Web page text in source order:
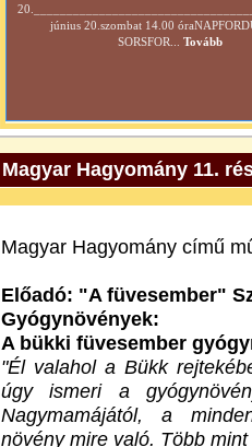
június 20.szombat 14.00
SORSFOR...
Tovább
Magyar Hagyomány 11.
Magyar Hagyomány című
Előadó: "A füvesember"
Gyógynövények:
A bükki füvesember
"Él valahol a Bükk
úgy ismeri a
Nagymamájától, a
növény mire való. Több